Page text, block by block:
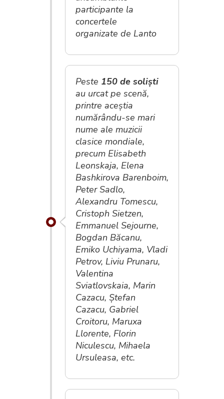
participante la
concertele
organizate de Lanto
Peste 150 de soliști
au urcat pe scenă,
printre aceștia
numărându-se mari
nume ale muzicii
clasice mondiale,
precum Elisabeth
Leonskaja, Elena
Bashkirova Barenboim,
Peter Sadlo,
Alexandru Tomescu,
Cristoph Sietzen,
Emmanuel Sejourne,
Bogdan Băcanu,
Emiko Uchiyama, Vladi
Petrov, Liviu Prunaru,
Valentina
Sviatlovskaia, Marin
Cazacu, Ștefan
Cazacu, Gabriel
Croitoru, Maruxa
Llorente, Florin
Niculescu, Mihaela
Ursuleasa, etc.